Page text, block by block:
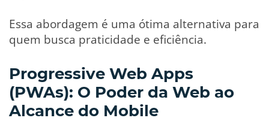
Essa abordagem é uma ótima alternativa para
quem busca praticidade e eficiência.
Progressive Web Apps
(PWAs): O Poder da Web ao
Alcance do Mobile